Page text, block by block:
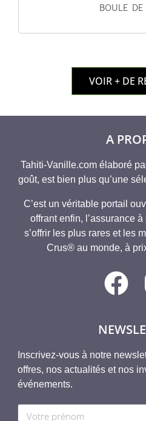
BOULE DE
VOIR + DE
A
Tahiti-Vanille.com élaboré
goût, est bien plus qu’une
C’est un véritable portail
offrant enfin, l’assurance
s’offrir les plus rares et les
Crus® au monde, à
Inscrivez-vous à notre
offres, nos actualités et nos
événements.